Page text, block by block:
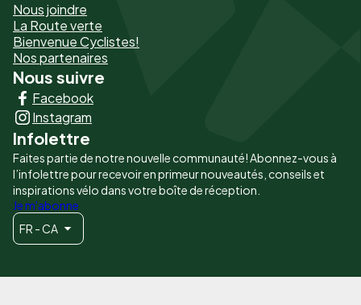
page
-
Liens
principaux
Nous joindre
La Route verte
Bienvenue Cyclistes!
Nos partenaires
Nous suivre
Facebook
Instagram
Infolettre
Faites partie de notre nouvelle communauté! Abonnez-vous à
l’infolettre pour recevoir en primeur nouveautés, conseils et
inspirations vélo dans votre boîte de réception.
Je m'abonne
FR - CA